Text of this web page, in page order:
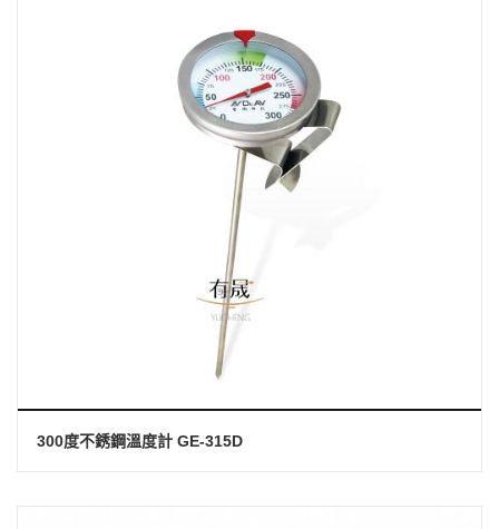
300度不銹鋼溫度計 GE-315D